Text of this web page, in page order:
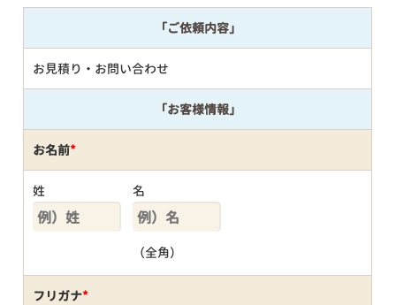
「ご依頼内容」
お見積り・お問い合わせ
「お客様情報」
お名前*
姓 名
（全角）
フリガナ*